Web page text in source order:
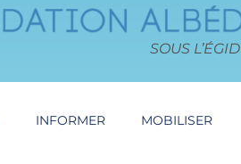
SOUS
INFORMER MOBILISER